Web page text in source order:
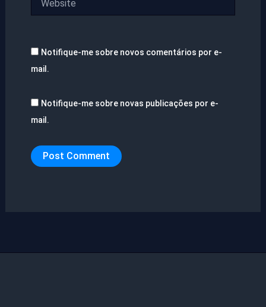
Notifique-me sobre novos comentários por e-
mail.
Notifique-me sobre novas publicações por e-
mail.